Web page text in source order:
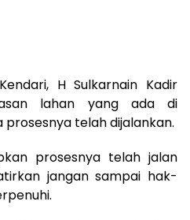
H Sulkarnain Kadir
lahan yang ada di
telah dijalankan.
prosesnya telah jalan
jangan sampai hak-